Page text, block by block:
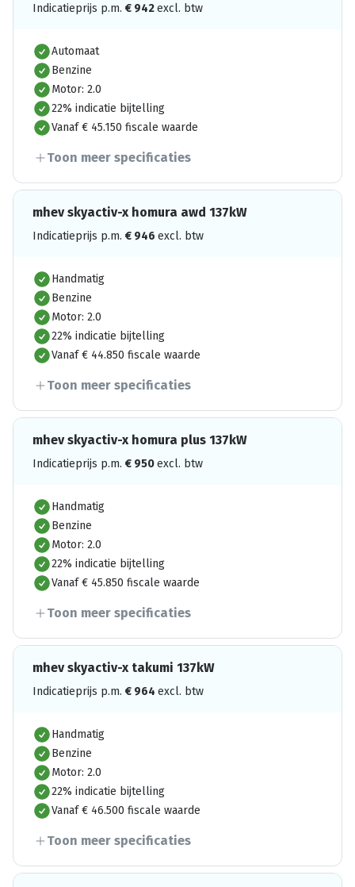
Indicatieprijs p.m. € 942excl. btw
Automaat
Benzine
Motor: 2.0
22% indicatie bijtelling
Vanaf € 45.150 fiscale waarde
Toon meer specificaties
mhev skyactiv-x homura awd 137kW
Indicatieprijs p.m. € 946 excl. btw
Handmatig
Benzine
Motor: 2.0
22% indicatie bijtelling
Vanaf € 44.850 fiscale waarde
Toon meer specificaties
mhev skyactiv-x homura plus 137kW
Indicatieprijs p.m. € 950excl. btw
Handmatig
Benzine
Motor: 2.0
22% indicatie bijtelling
Vanaf € 45.850 fiscale waarde
Toon meer specificaties
mhev skyactiv-x takumi 137kW
Indicatieprijs p.m. € 964 excl. btw
Handmatig
Benzine
Motor: 2.0
22% indicatie bijtelling
Vanaf € 46.500 fiscale waarde
Toon meer specificaties